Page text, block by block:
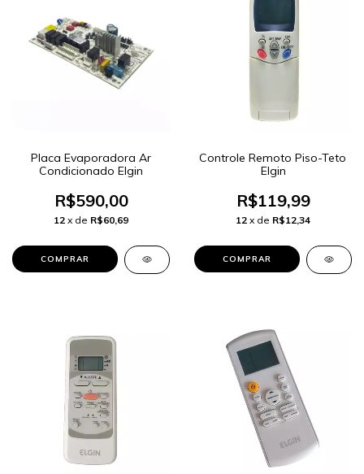
Placa Evaporadora Ar
Condicionado Elgin
R$590,00
12 x de R$60,69
Controle Remoto Piso-Teto
Elgin
R$119,99
12 x de R$12,34